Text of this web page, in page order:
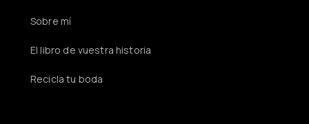
Sobre mí
El libro de vuestra historia
Recicla tu boda